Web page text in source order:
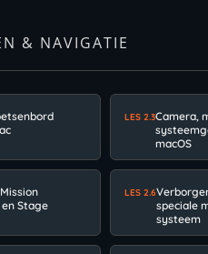
& NAVIGATIE
LES 2.3Camera,
macOS
Stage
LES 2.6
speciale
systeem